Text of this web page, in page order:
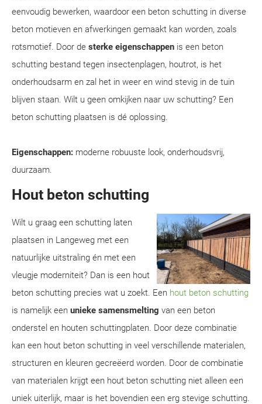
eenvoudig bewerken, waardoor een beton schutting in diverse
beton motieven en afwerkingen gemaakt kan worden, zoals
rotsmotief. Door de sterke eigenschappen is een beton
schutting bestand tegen insectenplagen, houtrot, is het
onderhoudsarm en zal het in weer en wind stevig in de tuin
blijven staan. Wilt u geen omkijken naar uw schutting? Een
beton schutting plaatsen is dé oplossing.
Eigenschappen: moderne robuuste look, onderhoudsvrij,
duurzaam.
Hout beton schutting
Wilt u graag een schutting laten
plaatsen in Langeweg met een
natuurlijke uitstraling én met een
vleugje moderniteit? Dan is een hout
beton schutting precies wat u zoekt. Een hout beton schutting
is namelijk een unieke samensmelting van een beton
onderstel en houten schuttingplaten. Door deze combinatie
kan een hout beton schutting in veel verschillende materialen,
structuren en kleuren gecreëerd worden. Door de combinatie
van materialen krijgt een hout beton schutting niet alleen een
uniek uiterlijk, maar is het bovendien een erg stevige schutting.